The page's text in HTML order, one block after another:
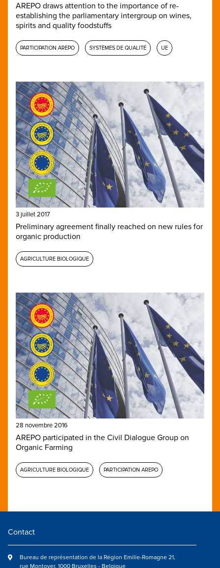
AREPO draws attention to the importance of re-
establishing the parliamentary intergroup on wines,
spirits and quality foodstuffs
PARTICIPATION AREPO SYSTÈMES DE QUALITÉ UE
3 juillet 2017
Preliminary agreement finally reached on new rules for
organic production
AGRICULTURE BIOLOGIQUE
28 novembre 2016
AREPO participated in the Civil Dialogue Group on
Organic Farming
AGRICULTURE BIOLOGIQUE PARTICIPATION AREPO
Contact
Bureau de représentation de la Région Emilie-Romagne 21,
rue Montoyer, 1000 Bruxelles - Belgique